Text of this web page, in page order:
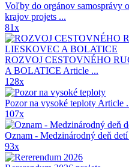
Voľby do orgánov samosprávy
krajov projets ...
81x
ROZVOJ CESTOVNÉHO
A BOLATICE Article ...
128x
Pozor na vysoké teploty Article
107x
Oznam - Medzinárodný deň detí
93x